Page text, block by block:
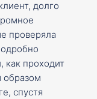
долго
проверяла
как проходит
образом
спустя